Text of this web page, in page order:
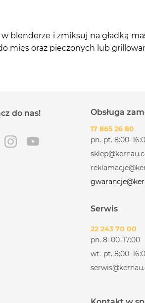
blenderze i zmiksuj na gładką
mięs oraz pieczonych lub
do nas! Obsługa
17 865 26 80
pn.-pt.
Serwis
22 243 70 00
pn. 8: 00–17:00
wt.-pt.